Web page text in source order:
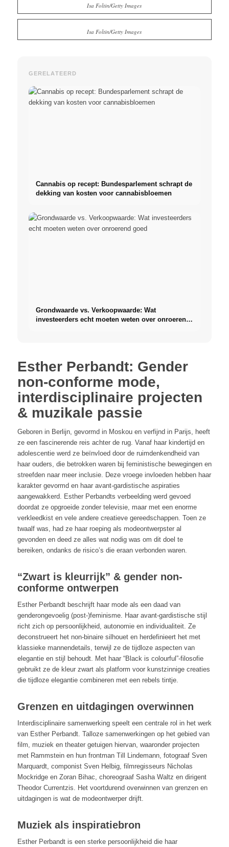
Isa Foltin/Getty Images
Isa Foltin/Getty Images
GERELATEERD
Cannabis op recept: Bundesparlement schrapt de
dekking van kosten voor cannabisbloemen
Grondwaarde vs. Verkoopwaarde: Wat
investeerders echt moeten weten over onroerend
Esther Perbandt: Gender
non-conforme mode,
interdisciplinaire projecten
& muzikale passie
Geboren in Berlijn, gevormd in Moskou en verfijnd in Parijs, heeft
ze een fascinerende reis achter de rug. Vanaf haar kindertijd en
adolescentie werd ze beïnvloed door de ruimdenkendheid van
haar ouders, die betrokken waren bij feministische bewegingen en
streefden naar meer inclusie. Deze vroege invloeden hebben haar
karakter gevormd en haar avant-gardistische aspiraties
aangewakkerd. Esther Perbandts verbeelding werd gevoed
doordat ze opgroeide zonder televisie, maar met een enorme
verkleedkist en vele andere creatieve gereedschappen. Toen ze
twaalf was, had ze haar roeping als modeontwerpster al
gevonden en deed ze alles wat nodig was om dit doel te
bereiken, ondanks de risico’s die eraan verbonden waren.
“Zwart is kleurrijk” & gender non-
conforme ontwerpen
Esther Perbandt beschrijft haar mode als een daad van
genderongevoelig (post-)feminisme. Haar avant-gardistische stijl
richt zich op persoonlijkheid, autonomie en individualiteit. Ze
deconstrueert het non-binaire silhouet en herdefinieert het met
klassieke mannendetails, terwijl ze de tijdloze aspecten van
elegantie en stijl behoudt. Met haar “Black is colourful”-filosofie
gebruikt ze de kleur zwart als platform voor kunstzinnige creaties
die tijdloze elegantie combineren met een rebels tintje.
Grenzen en uitdagingen overwinnen
Interdisciplinaire samenwerking speelt een centrale rol in het werk
van Esther Perbandt. Talloze samenwerkingen op het gebied van
film, muziek en theater getuigen hiervan, waaronder projecten
met Rammstein en hun frontman Till Lindemann, fotograaf Sven
Marquardt, componist Sven Helbig, filmregisseurs Nicholas
Mockridge en Zoran Bihac, choreograaf Sasha Waltz en dirigent
Theodor Currentzis. Het voortdurend overwinnen van grenzen en
uitdagingen is wat de modeontwerper drijft.
Muziek als inspiratiebron
Esther Perbandt is een sterke persoonlijkheid die haar